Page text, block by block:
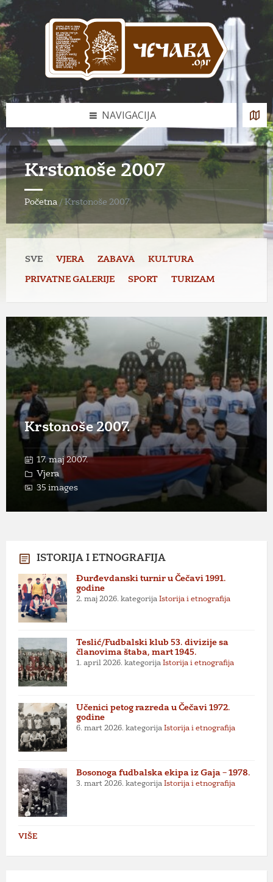
Skip
to
content
Skip
to
left
sidebar
Skip
to
footer
NAVIGACIJA
Krstonoše 2007
Početna / Krstonoše 2007
SVE VJERA ZABAVA KULTURA
PRIVATNE GALERIJE SPORT TURIZAM
Krstonoše 2007.
17. maj 2007.
Vjera
35 images
Open
Gallery
ISTORIJA I ETNOGRAFIJA
Đurđevdanski turnir u Čečavi 1991.
godine
2. maj 2026. kategorija Istorija i etnografija
Teslić/Fudbalski klub 53. divizije sa
članovima štaba, mart 1945.
1. april 2026. kategorija Istorija i etnografija
Učenici petog razreda u Čečavi 1972.
godine
6. mart 2026. kategorija Istorija i etnografija
Bosonoga fudbalska ekipa iz Gaja – 1978.
3. mart 2026. kategorija Istorija i etnografija
VIŠE